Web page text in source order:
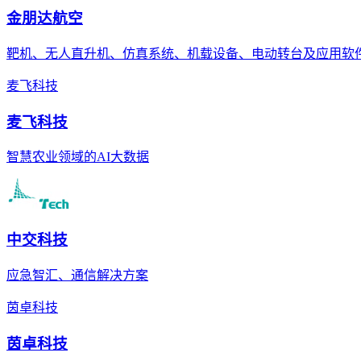
金朋达航空
靶机、无人直升机、仿真系统、机载设备、电动转台及应用软
麦飞科技
麦飞科技
智慧农业领域的AI大数据
中交科技
应急智汇、通信解决方案
茵卓科技
茵卓科技